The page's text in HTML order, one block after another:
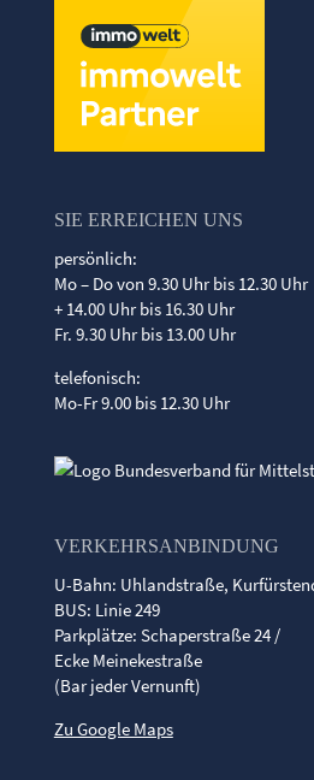
SIE ERREICHEN UNS
persönlich:
Mo – Do von 9.30 Uhr bis 12.30 Uhr
+ 14.00 Uhr bis 16.30 Uhr
Fr. 9.30 Uhr bis 13.00 Uhr
telefonisch:
Mo-Fr 9.00 bis 12.30 Uhr
VERKEHRSANBINDUNG
U-Bahn: Uhlandstraße,
BUS: Linie 249
Parkplätze: Schaperstraße 24 /
Ecke Meinekestraße
(Bar jeder Vernunft)
Zu Google Maps